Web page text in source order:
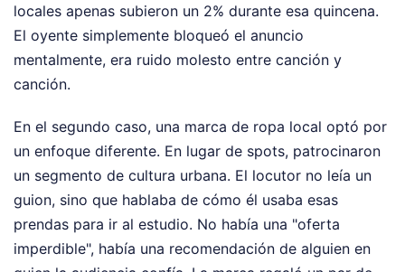
locales apenas subieron un 2% durante esa quincena.
El oyente simplemente bloqueó el anuncio
mentalmente, era ruido molesto entre canción y
canción.
En el segundo caso, una marca de ropa local optó por
un enfoque diferente. En lugar de spots, patrocinaron
un segmento de cultura urbana. El locutor no leía un
guion, sino que hablaba de cómo él usaba esas
prendas para ir al estudio. No había una "oferta
imperdible", había una recomendación de alguien en